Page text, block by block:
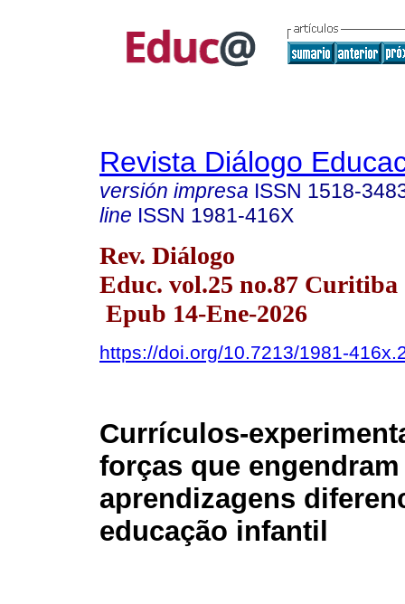
Revista Diálogo
versión impresa ISSN 1518-
line ISSN 1981-416X
Rev. Diálogo
Educ. vol.25 no.87 Curitiba
Epub 14-Ene-2026
https://doi.org/10.7213/1981-
Currículos-
forças que engendram
aprendizagens
educação infantil